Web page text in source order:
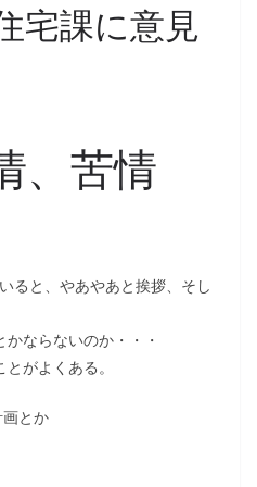
宅課に意見
、苦情
ると、やあやあと挨拶、そし
ならないのか・・・
がよくある。
とか